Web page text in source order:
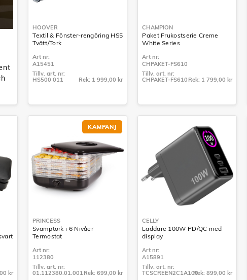
HOOVER
Textil & Fönster-rengöring HS5
Tvätt/Tork
Art nr:
A15451
Tillv. art. nr:
HS500 011
Rek: 1 999,00 kr
CHAMPION
Paket Frukostserie Creme
White Series
Art nr:
CHPAKET-FS610
Tillv. art. nr:
CHPAKET-FS610 Rek: 1 799,00 kr
kr
KAMPANJ
PRINCESS
Svamptork i 6 Nivåer
Termostat
Art nr:
112380
Tillv. art. nr:
01.112380.01.001 Rek: 699,00 kr
CELLY
Laddare 100W PD/QC med
display
Art nr:
A15891
Tillv. art. nr:
TCSCREEN2C1A100Rek: 899,00 kr